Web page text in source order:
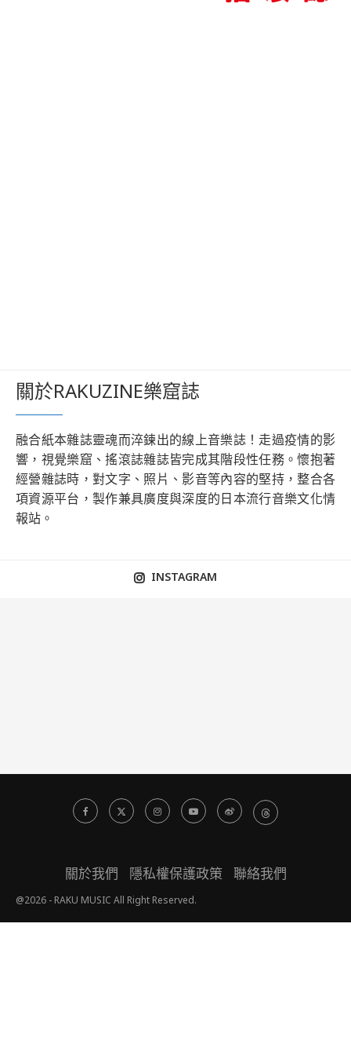
關於RAKUZINE樂窟誌
融合紙本雜誌靈魂而淬鍊出的線上音樂誌！走過疫情的影
響，視覺樂窟、搖滾誌雜誌皆完成其階段性任務。懷抱著
經營雜誌時，對文字、照片、影音等內容的堅持，整合各
項資源平台，製作兼具廣度與深度的日本流行音樂文化情
報站。
INSTAGRAM
關於我們 隱私權保護政策 聯絡我們
@2026 - RAKU MUSIC All Right Reserved.